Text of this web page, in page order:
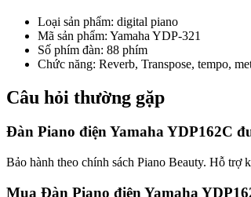
Loại sản phẩm: digital piano
Mã sản phẩm: Yamaha YDP-321
Số phím đàn: 88 phím
Chức năng: Reverb, Transpose, tempo,
Câu hỏi thường gặp
Đàn Piano điện Yamaha YDP162C
Bảo hành theo chính sách Piano Beauty. Hỗ trợ
Mua Đàn Piano điện Yamaha